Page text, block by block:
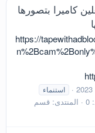
كاميرا بتصورها
https://
استنماء
المنتدى: قسم